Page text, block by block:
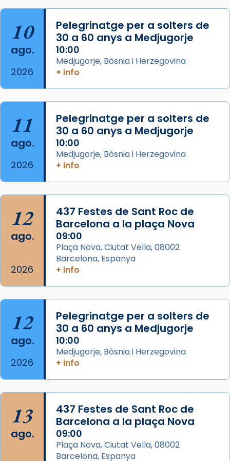
col·laboradors, a la Catedral de Barcelona.
L’arquebisbe de Barcelona, el cardenal Joan
Josep Omella, ha presidit la missa i l’ha
concelebrat el bisbe auxiliar de Barcelona,
Mons. David Abadías.
📸 Dr. G. Simón
Foto
View on Facebook · Share
Arquebisbat de Barcelona
2 weeks ago
Acompanyant la història de sant Cugat, a
partir de l’Edat Mitjana sorgeix la tradició
que les santes Juliana (“relatiu a Júlia”) i
Semproniana (“relatiu a Semprònia =
eterna”) són deixebles seves. I l’any 1667, el
frare Joan Gaspar Roig, afirma en una obra
que les santes són filles de l’antiga Iluro.
Mataró en reivindicarà les relíq
Foto
View on Facebook ·
10
ago.
2026
Pelegrinatge per a solters de
30 a 60 anys a Medjugorje
10:00
Medjugorje, Bòsnia i Herzegovina
+ info
11
ago.
2026
Pelegrinatge per a solters de
30 a 60 anys a Medjugorje
10:00
Medjugorje, Bòsnia i Herzegovina
+ info
12
ago.
2026
437 Festes de Sant Roc de
Barcelona a la plaça Nova
09:00
Plaça Nova, Ciutat Vella, 08002
Barcelona, Espanya
+ info
12
ago.
2026
Pelegrinatge per a solters de
30 a 60 anys a Medjugorje
10:00
Medjugorje, Bòsnia i Herzegovina
+ info
13
ago.
437 Festes de Sant Roc de
Barcelona a la plaça Nova
09:00
Plaça Nova, Ciutat Vella, 08002
Barcelona, Espanya